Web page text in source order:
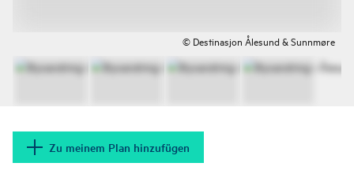
© Destinasjon Ålesund & Sunnmøre
Zu meinem Plan hinzufügen